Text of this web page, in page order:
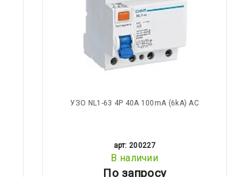
УЗО NL1-63 4P 40A 100mA (6kA) АС
арт: 200227
В наличии
По запросу